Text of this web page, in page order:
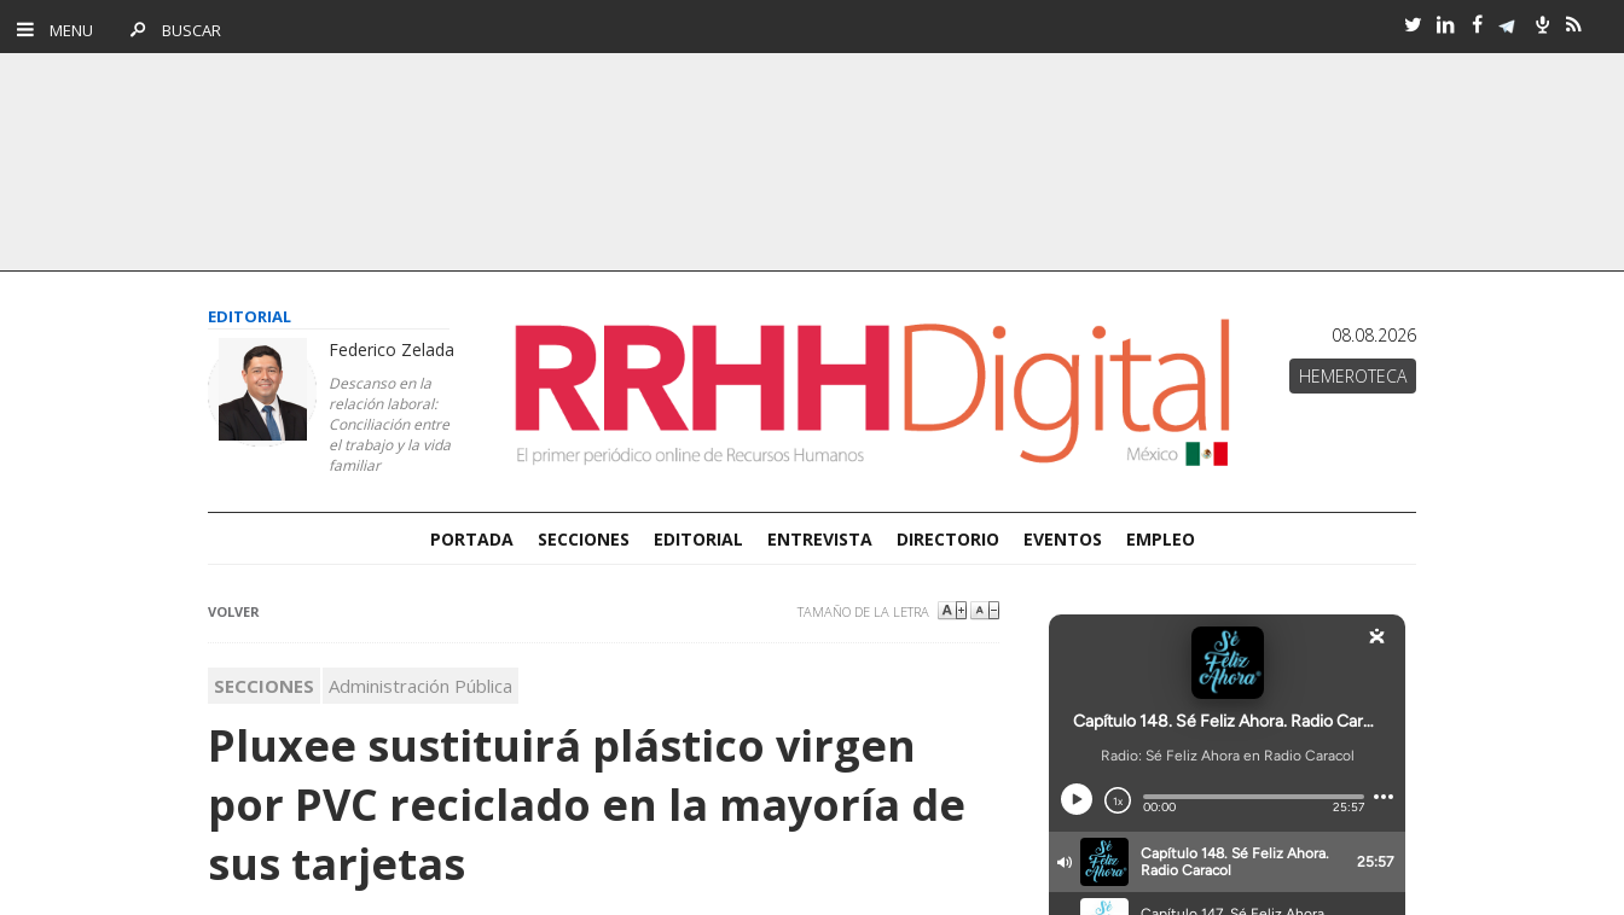
MENU BUSCAR
EDITORIAL
Federico Zelada
Descanso en la
relación laboral:
Conciliación entre
el trabajo y la vida
familiar
08.08.2026
HEMEROTECA
PORTADA SECCIONES EDITORIAL ENTREVISTA DIRECTORIO EVENTOS EMPLEO
VOLVER TAMAÑO DE LA LETRA
SECCIONES Administración Pública
Pluxee sustituirá plástico virgen
por PVC reciclado en la mayoría de
sus tarjetas